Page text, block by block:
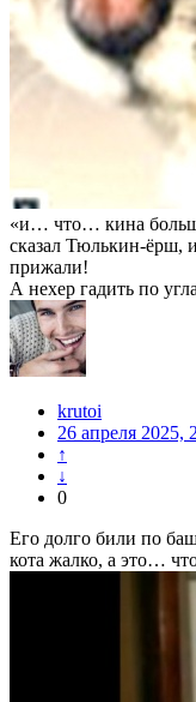
«и… что… кина
сказал Тюлькин-ёрш,
прижали!
А нехер гадить по
krutoi
26 апреля 2025,
↑
↓
0
Его долго били по
кота жалко, а это…